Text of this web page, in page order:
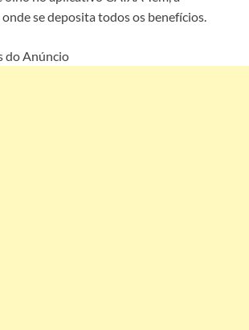
se deposita todos os benefícios.
do Anúncio